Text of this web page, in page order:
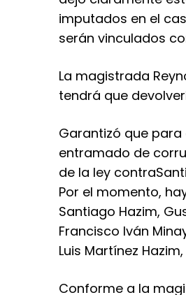
imputados en el
serán vinculados
La magistrada
tendrá que
Garantizó que para
entramado de
de la ley
Por el momento,
Santiago Hazim,
Francisco Iván
Luis Martínez
Conforme a la